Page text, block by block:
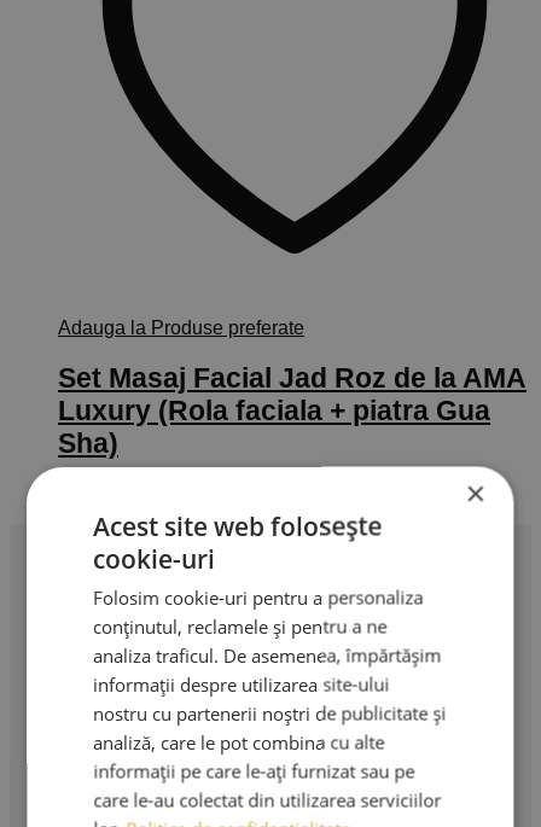
Adauga la Produse preferate
Set Masaj Facial Jad Roz de la AMA
Luxury (Rola faciala + piatra Gua
Sha)
Profesionalism în extensii de gene. Produse premium,
instrumente profesionale și cursuri de specialitate.
AMA LASHES SRL
Sediu social: București
×
Acest site web folosește
cookie-uri
Folosim cookie-uri pentru a personaliza
conținutul, reclamele și pentru a ne
analiza traficul. De asemenea, împărtășim
informații despre utilizarea site-ului
nostru cu partenerii noștri de publicitate și
analiză, care le pot combina cu alte
informații pe care le-ați furnizat sau pe
care le-au colectat din utilizarea serviciilor